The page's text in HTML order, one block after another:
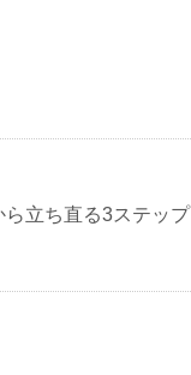
ら立ち直る3ステップ